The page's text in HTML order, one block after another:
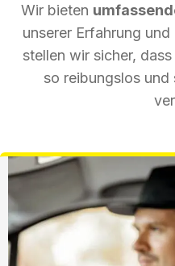
Wir bieten
unserer Erfahrung
stellen wir sicher,
so reibungslos